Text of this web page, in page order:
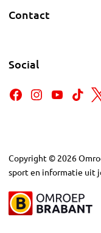
Contact
Social
Copyright © 2026
sport en informatie uit